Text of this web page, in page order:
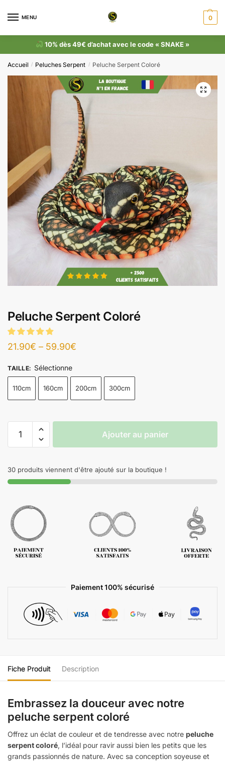
MENU 0
10% dès 49€ d’achat avec le code « SNAKE »
Accueil / Peluches Serpent / Peluche Serpent Coloré
Peluche Serpent Coloré
21.90€ – 59.90€
TAILLE: Sélectionne
110cm 160cm 200cm 300cm
Ajouter au panier
30 produits viennent d'être ajouté sur la boutique !
Paiement 100% sécurisé
Fiche Produit Description
Embrassez la douceur avec notre
peluche serpent coloré
Offrez un éclat de couleur et de tendresse avec notre peluche
serpent coloré, l’idéal pour ravir aussi bien les petits que les
grands passionnés de nature. Avec sa conception soyeuse et